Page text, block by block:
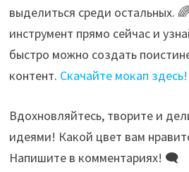
выделиться среди остальных.
инструмент прямо сейчас и
быстро можно создать
контент. Скачайте мокап здесь!
Вдохновляйтесь, творите и
идеями! Какой цвет вам
Напишите в комментариях! 🗨️